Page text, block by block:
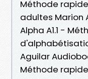
Méthode
adultes Marion
Alpha A1.1 -
Aguilar
Méthode